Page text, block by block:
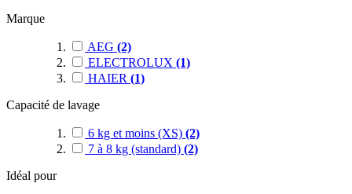
Marque
AEG (2)
ELECTROLUX (1)
HAIER (1)
Capacité de lavage
6 kg et moins (XS) (2)
7 à 8 kg (standard) (2)
Idéal pour